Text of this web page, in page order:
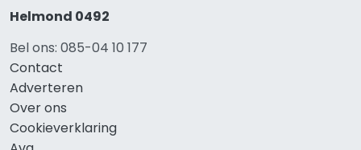
Helmond 0492
Bel ons: 085-04 10 177
Contact
Adverteren
Over ons
Cookieverklaring